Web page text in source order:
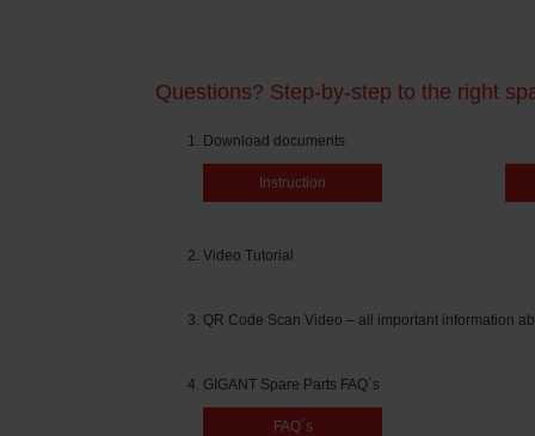
Questions? Step-by-step to the right
Download documents
Instruction
Video Tutorial
QR Code Scan Video – all important information
GIGANT Spare Parts FAQ´s
FAQ´s